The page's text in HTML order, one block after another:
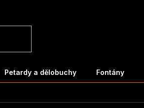
Petardy a dělobuchy Fontány